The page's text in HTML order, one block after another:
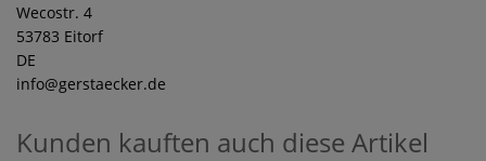
Wecostr. 4
53783 Eitorf
DE
info@gerstaecker.de
Kunden kauften auch diese Artikel